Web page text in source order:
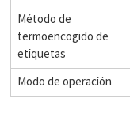
Método de
termoencogido de
etiquetas
Modo de operación